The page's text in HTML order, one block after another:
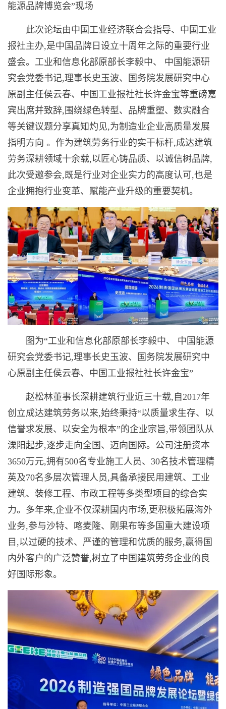
能源品牌博览会”现场
此次论坛由中国工业经济联合会指导、中国工业
报社主办,是中国品牌日设立十周年之际的重要行业
盛会。工业和信息化部原部长李毅中、 中国能源研
究会党委书记,理事长史玉波、国务院发展研究中心
原副主任侯云春、中国工业报社社长许金宝等重磅嘉
宾出席并致辞,围绕绿色转型、品牌重塑、数实融合
等关键议题分享真知灼见,为制造业企业高质量发展
指明方向 。作为建筑劳务行业的实干标杆,成达建筑
劳务深耕领域十余载,以匠心铸品质、以诚信树品牌,
此次受邀参会,既是行业对企业实力的高度认可,也是
企业拥抱行业变革、赋能产业升级的重要契机。
图为“工业和信息化部原部长李毅中、 中国能源
研究会党委书记,理事长史玉波、国务院发展研究中
心原副主任侯云春、中国工业报社社长许金宝”
赵松林董事长深耕建筑行业近三十载,自2017年
创立成达建筑劳务以来,始终秉持“以质量求生存、以
信誉求发展、以安全为根本”的企业宗旨,带领团队从
溧阳起步,逐步走向全国、迈向国际。公司注册资本
3650万元,拥有500名专业施工人员、30名技术管理精
英及70名多层次管理人员,具备承接民用建筑、工业
建筑、装修工程、市政工程等多类型项目的综合实
力。多年来,企业不仅深耕国内市场,更积极拓展海外
业务,参与沙特、喀麦隆、刚果布等多国重大建设项
目,以过硬的技术、严谨的管理和优质的服务,赢得国
内外客户的广泛赞誉,树立了中国建筑劳务企业的良
好国际形象。